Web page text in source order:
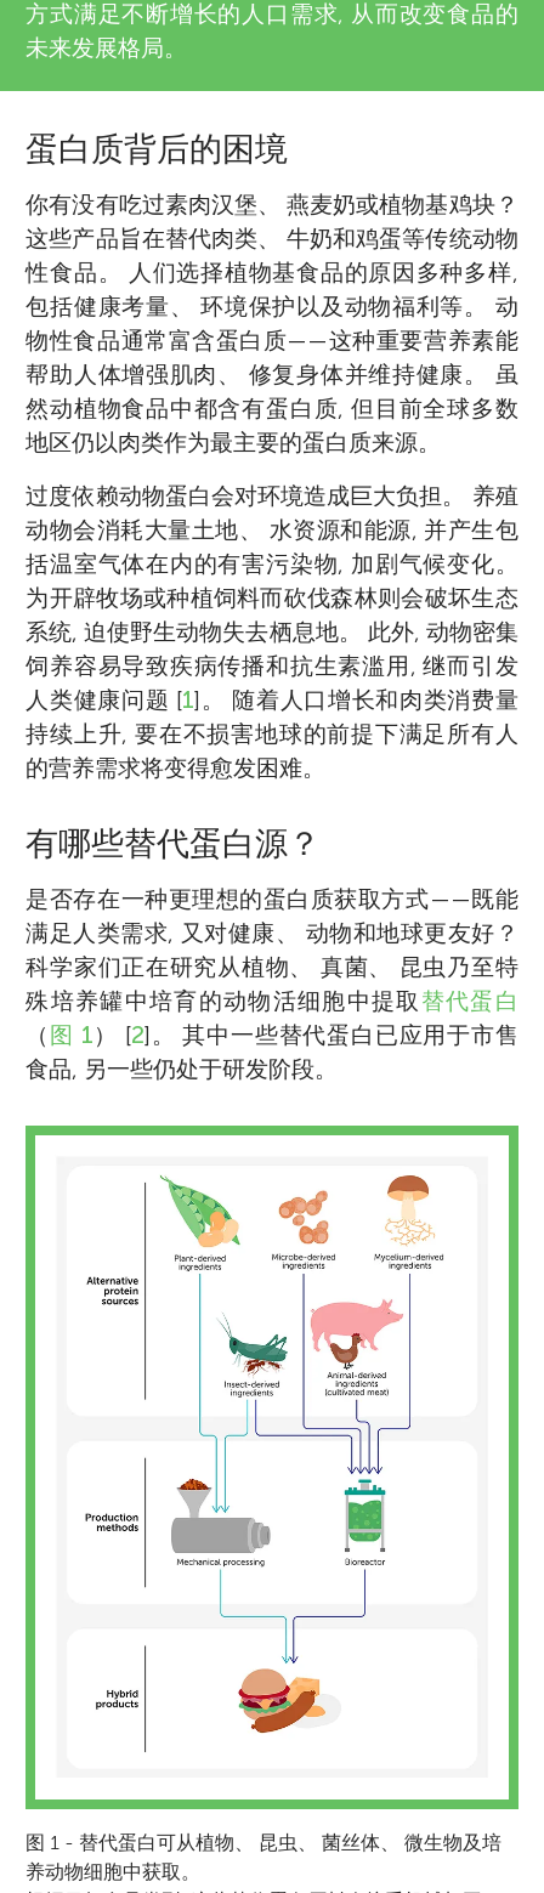
n
d
s
方式满足不断增长的人口需求, 从而改变食品的
未来发展格局。
蛋白质背后的困境
你有没有吃过素肉汉堡、 燕麦奶或植物基鸡块？
这些产品旨在替代肉类、 牛奶和鸡蛋等传统动物
性食品。 人们选择植物基食品的原因多种多样,
包括健康考量、 环境保护以及动物福利等。 动
物性食品通常富含蛋白质——这种重要营养素能
帮助人体增强肌肉、 修复身体并维持健康。 虽
然动植物食品中都含有蛋白质, 但目前全球多数
地区仍以肉类作为最主要的蛋白质来源。
过度依赖动物蛋白会对环境造成巨大负担。 养殖
动物会消耗大量土地、 水资源和能源, 并产生包
括温室气体在内的有害污染物, 加剧气候变化。
为开辟牧场或种植饲料而砍伐森林则会破坏生态
系统, 迫使野生动物失去栖息地。 此外, 动物密集
饲养容易导致疾病传播和抗生素滥用, 继而引发
人类健康问题 [1]。 随着人口增长和肉类消费量
持续上升, 要在不损害地球的前提下满足所有人
的营养需求将变得愈发困难。
有哪些替代蛋白源？
是否存在一种更理想的蛋白质获取方式——既能
满足人类需求, 又对健康、 动物和地球更友好？
科学家们正在研究从植物、 真菌、 昆虫乃至特
殊培养罐中培育的动物活细胞中提取 替代蛋白
（ 图 1） [2]。 其中一些替代蛋白已应用于市售
食品, 另一些仍处于研发阶段。
图 1 - 替代蛋白可从植物、 昆虫、 菌丝体、 微生物及培
养动物细胞中获取。